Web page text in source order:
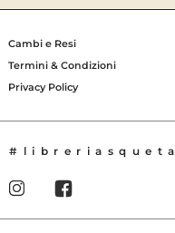
Cambi e Resi
Termini & Condizioni
Privacy Policy
#libreriasqueta